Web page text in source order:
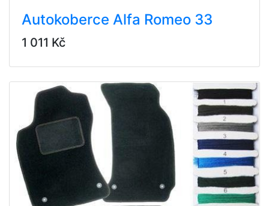
Autokoberce Alfa Romeo 33
1 011 Kč